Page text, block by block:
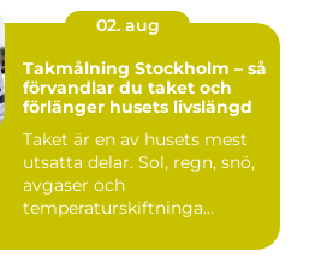
02. aug
Takmålning Stockholm – så
förvandlar du taket och
förlänger husets livslängd
Taket är en av husets mest
utsatta delar. Sol, regn, snö,
avgaser och
temperaturskiftninga...